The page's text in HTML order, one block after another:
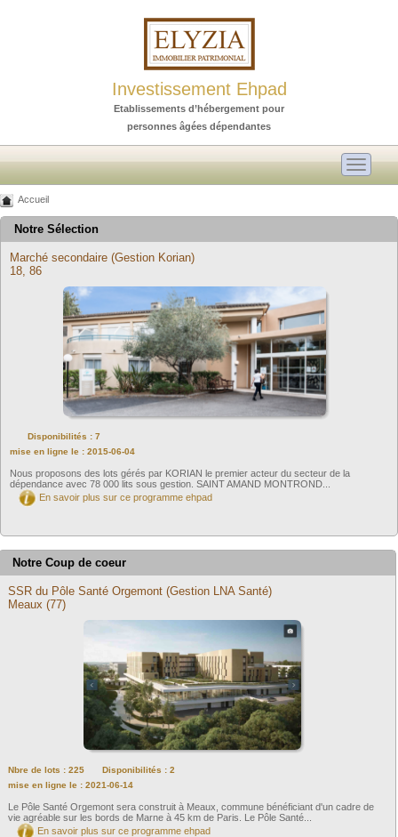
Investissement Ehpad
Etablissements d’hébergement pour
personnes âgées dépendantes
Toggle
Accueil
Notre Sélection
Marché secondaire (Gestion Korian)
18, 86
Disponibilités : 7
mise en ligne le : 2015-06-04
Nous proposons des lots gérés par KORIAN le premier acteur du secteur de la
dépendance avec 78 000 lits sous gestion. SAINT AMAND MONTROND...
En savoir plus sur ce programme ehpad
Notre Coup de coeur
SSR du Pôle Santé Orgemont (Gestion LNA Santé)
Meaux (77)
Nbre de lots : 225
Disponibilités : 2
mise en ligne le : 2021-06-14
Le Pôle Santé Orgemont sera construit à Meaux, commune bénéficiant d'un cadre de
vie agréable sur les bords de Marne à 45 km de Paris. Le Pôle Santé...
En savoir plus sur ce programme ehpad